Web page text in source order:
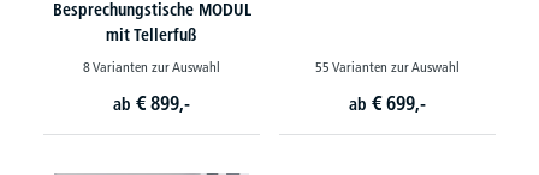
Besprechungstische MODUL
mit Tellerfuß
8 Varianten zur Auswahl
ab € 899,-
55 Varianten zur Auswahl
ab € 699,-